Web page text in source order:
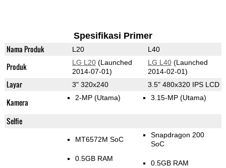
Spesifikasi Primer
Nama Produk L20 L40
Produk LG L20(Launched
2014-07-01)
LG L40(Launched
2014-02-01)
Layar 3" 320x240 3.5" 480x320 IPS LCD
Kamera 2-MP (Utama) 3.15-MP (Utama)
Selfie
MT6572M SoC
0.5GB RAM
Snapdragon 200
SoC
0.5GB RAM